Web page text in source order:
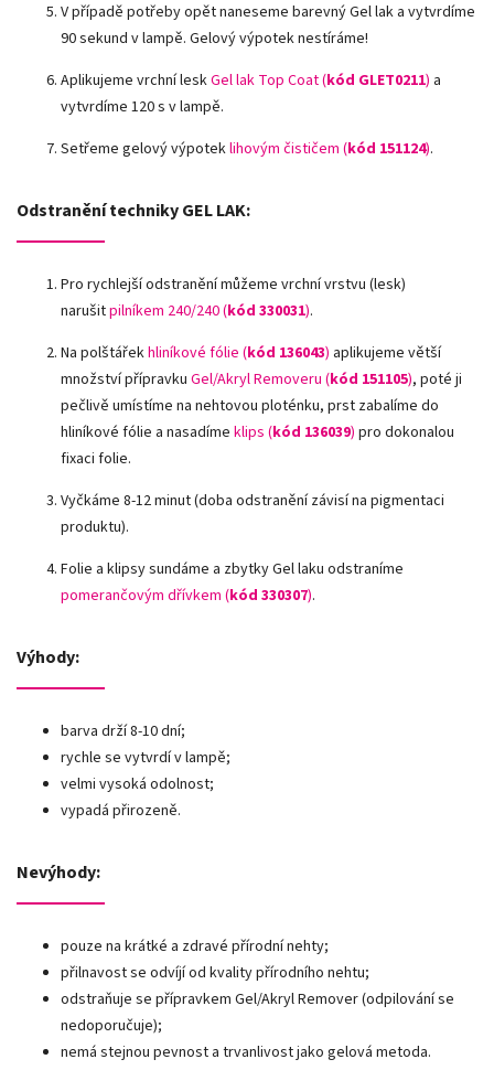
V případě potřeby opět naneseme barevný Gel lak a vytvrdíme
90 sekund v lampě. Gelový výpotek nestíráme!
Aplikujeme vrchní leskGel lak Top Coat (kód GLET0211) a
vytvrdíme 120 s v lampě.
Setřeme gelový výpoteklihovým čističem (kód 151124).
Odstranění techniky GEL LAK:
Pro rychlejší odstranění můžeme vrchní vrstvu (lesk)
narušitpilníkem 240/240 (kód 330031).
Na polštářekhliníkové fólie (kód 136043) aplikujeme větší
množství přípravku Gel/Akryl Removeru (kód 151105), poté ji
pečlivě umístíme na nehtovou ploténku, prst zabalíme do
hliníkové fólie a nasadíme klips (kód 136039) pro dokonalou
fixaci folie.
Vyčkáme 8-12 minut (doba odstranění závisí na pigmentaci
produktu).
Folie a klipsy sundáme a zbytky Gel laku odstraníme
pomerančovým dřívkem (kód 330307).
Výhody:
barva drží 8-10 dní;
rychle se vytvrdí v lampě;
velmi vysoká odolnost;
vypadá přirozeně.
Nevýhody:
pouze na krátké a zdravé přírodní nehty;
přilnavost se odvíjí od kvality přírodního nehtu;
odstraňuje se přípravkem Gel/Akryl Remover (odpilování se
nedoporučuje);
nemá stejnou pevnost a trvanlivost jako gelová metoda.